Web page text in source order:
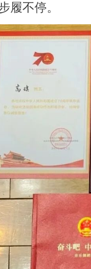
履不停。